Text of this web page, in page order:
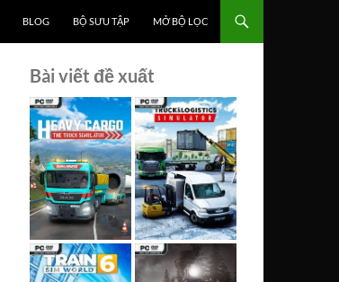
BLOG BỘ SƯU TẬP MỞ BỘ LỌC
Bài viết đề xuất